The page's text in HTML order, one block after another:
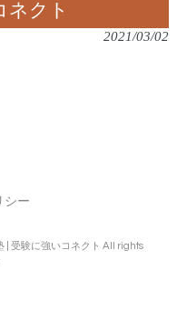
ネクト
2021/03/02
シー
| 受験に強いコネクト All rights